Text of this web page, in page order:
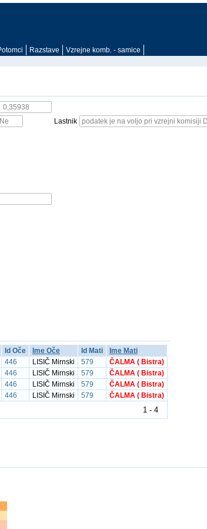
Razstave Vzrejne komb. - samice
Lastnik
Id Oče Ime Oče Id Mati
Ime Mati
446 LISIČ Mirnski 579
ČALMA ( Bistra)
446 LISIČ Mirnski 579
ČALMA ( Bistra)
446 LISIČ Mirnski 579
ČALMA ( Bistra)
446 LISIČ Mirnski 579 ČALMA ( Bistra)
1 - 4